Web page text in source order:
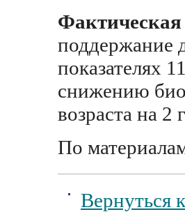
Фактическая
поддержание
показателях
снижению
возраста на 2
По
Вернуться